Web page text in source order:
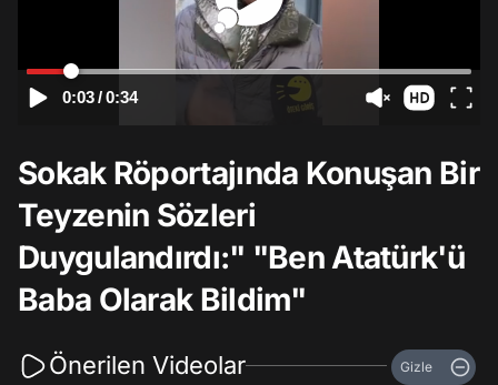
0:03/0:34
Sokak Röportajında Konuşan Bir
Teyzenin Sözleri
Duygulandırdı:" "Ben Atatürk'ü
Baba Olarak Bildim"
Önerilen Videolar Gizle